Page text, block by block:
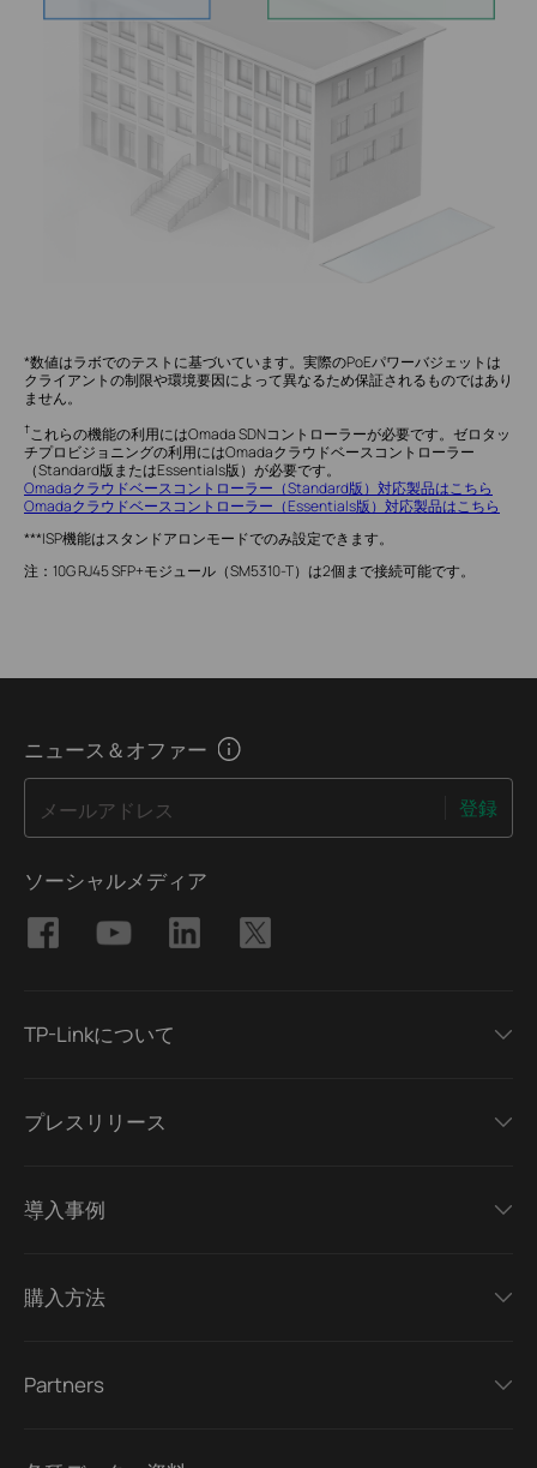
*数値はラボでのテストに基づいています。実際のPoEパワーバジェットは
クライアントの制限や環境要因によって異なるため保証されるものではあり
ません。
†これらの機能の利用にはOmada SDNコントローラーが必要です。ゼロタッ
チプロビジョニングの利用にはOmadaクラウドベースコントローラー
（Standard版またはEssentials版）が必要です。
Omadaクラウドベースコントローラー（Standard版）対応製品はこちら
Omadaクラウドベースコントローラー（Essentials版）対応製品はこちら
***ISP機能はスタンドアロンモードでのみ設定できます。
注：10G RJ45 SFP+モジュール（SM5310-T）は2個まで接続可能です。
ニュース＆オファー
メールアドレス 登録
ソーシャルメディア
TP-Linkについて
プレスリリース
導入事例
購入方法
Partners